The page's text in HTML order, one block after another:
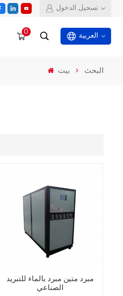
تسجيل الدخول
0
العربية
بيت البحث
مبرد متين مبرد بالماء للتبريد
الصناعي